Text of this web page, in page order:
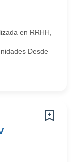
en RRHH,
Desde